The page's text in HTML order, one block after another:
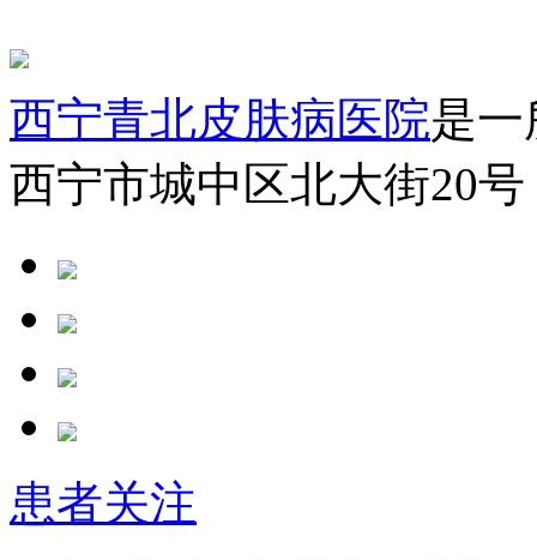
西宁青北皮肤病医院是
西宁市城中区北大街20
患者关注